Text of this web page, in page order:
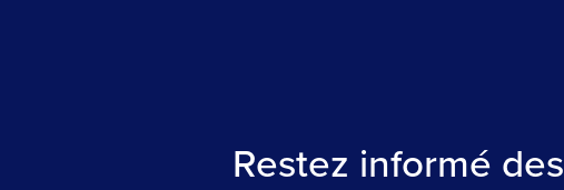
Restez informé des